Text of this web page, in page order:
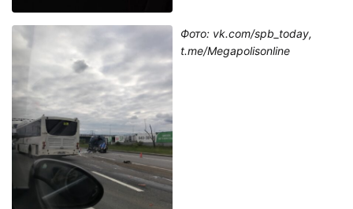
Фото: vk.com/spb_today,
t.me/Megapolisonline